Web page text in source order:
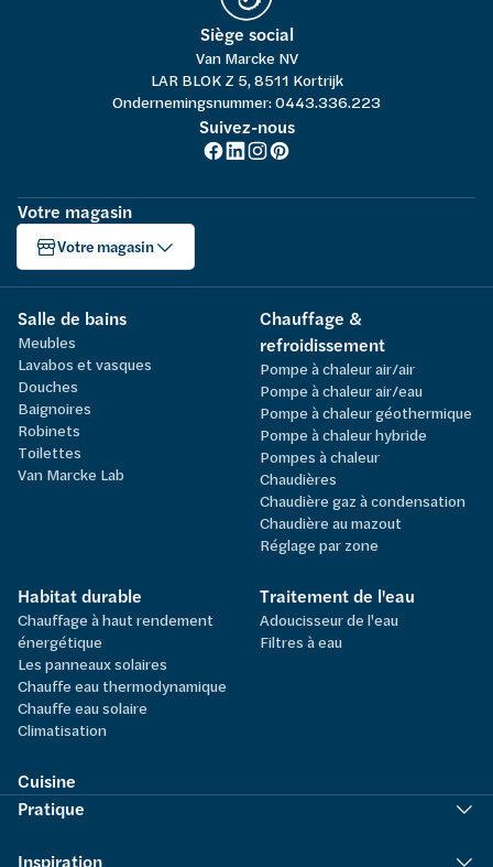
Siège social
Van Marcke NV
LAR BLOK Z 5, 8511 Kortrijk
Ondernemingsnummer: 0443.336.223
Suivez-nous
Votre magasin
Votre magasin
Salle de bains
Meubles
Lavabos et vasques
Douches
Baignoires
Robinets
Toilettes
Van Marcke Lab
Chauffage &
refroidissement
Pompe à chaleur air/air
Pompe à chaleur air/eau
Pompe à chaleur géothermique
Pompe à chaleur hybride
Pompes à chaleur
Chaudières
Chaudière gaz à condensation
Chaudière au mazout
Réglage par zone
Habitat durable
Chauffage à haut rendement
énergétique
Les panneaux solaires
Chauffe eau thermodynamique
Chauffe eau solaire
Climatisation
Traitement de l'eau
Adoucisseur de l'eau
Filtres à eau
Cuisine
Pratique
Inspiration